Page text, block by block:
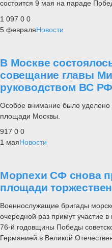
состоится 9 мая на параде
1 097 0 0
5 февраляНовости
В Москве
совещание главы
руководством ВС РФ
Особое внимание было
площади Москвы.
917 0 0
1 маяНовости
Морпехи СФ снова
площади
Военнослужащие бригады
очередной раз примут участие
76-й годовщины Победы
Германией в Великой